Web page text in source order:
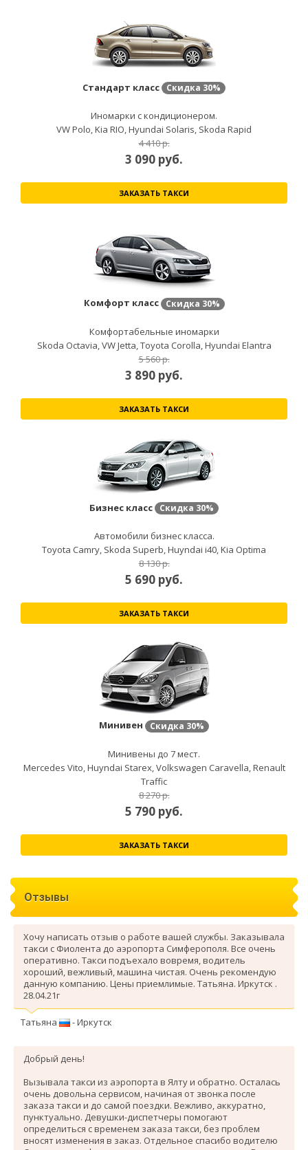
Стандарт класс Скидка 30%
Иномарки с кондиционером.
VW Polo, Kia RIO, Hyundai Solaris, Skoda Rapid
4 410 р.
3 090 руб.
ЗАКАЗАТЬ ТАКСИ
Комфорт класс Скидка 30%
Комфортабельные иномарки
Skoda Octavia, VW Jetta, Toyota Corolla, Hyundai Elantra
5 560 р.
3 890 руб.
ЗАКАЗАТЬ ТАКСИ
Бизнес класс Скидка 30%
Автомобили бизнес класса.
Toyota Camry, Skoda Superb, Huyndai i40, Kia Optima
8 130 р.
5 690 руб.
ЗАКАЗАТЬ ТАКСИ
Минивен Скидка 30%
Минивены до 7 мест.
Mercedes Vito, Huyndai Starex, Volkswagen Caravella, Renault
Traffic
8 270 р.
5 790 руб.
ЗАКАЗАТЬ ТАКСИ
Отзывы
Хочу написать отзыв о работе вашей службы. Заказывала
такси с Фиолента до аэропорта Симферополя. Все очень
оперативно. Такси подъехало вовремя, водитель
хороший, вежливый, машина чистая. Очень рекомендую
данную компанию. Цены приемлимые. Татьяна. Иркутск .
28.04.21г
Татьяна - Иркутск
Добрый день!
Вызывала такси из аэропорта в Ялту и обратно. Осталась
очень довольна сервисом, начиная от звонка после
заказа такси и до самой поездки. Вежливо, аккуратно,
пунктуально. Девушки-диспетчеры помогают
определиться с временем заказа такси, без проблем
вносят изменения в заказ. Отдельное спасибо водителю